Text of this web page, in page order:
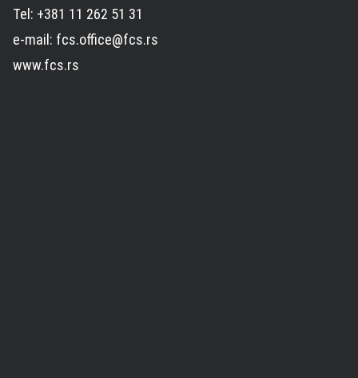
Tel: +381 11 262 51 31
e-mail: fcs.office@fcs.rs
www.fcs.rs